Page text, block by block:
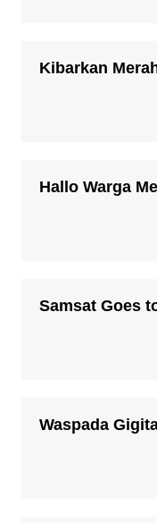
Kibarkan
Hallo Warga
Samsat Goes
Waspada